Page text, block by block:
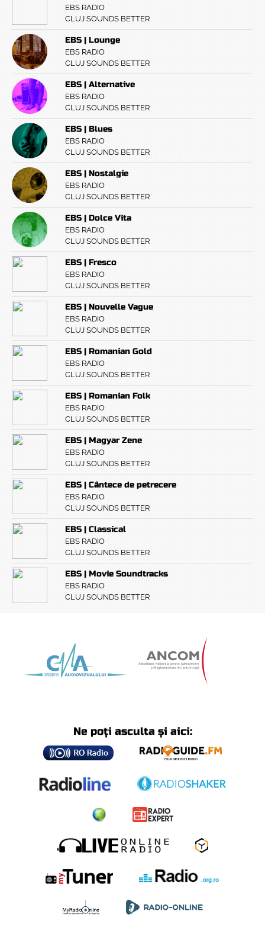
EBS RADIO
CLUJ SOUNDS BETTER
EBS | Lounge
EBS RADIO
CLUJ SOUNDS BETTER
EBS | Alternative
EBS RADIO
CLUJ SOUNDS BETTER
EBS | Blues
EBS RADIO
CLUJ SOUNDS BETTER
EBS | Nostalgie
EBS RADIO
CLUJ SOUNDS BETTER
EBS | Dolce Vita
EBS RADIO
CLUJ SOUNDS BETTER
EBS | Fresco
EBS RADIO
CLUJ SOUNDS BETTER
EBS | Nouvelle Vague
EBS RADIO
CLUJ SOUNDS BETTER
EBS | Romanian Gold
EBS RADIO
CLUJ SOUNDS BETTER
EBS | Romanian Folk
EBS RADIO
CLUJ SOUNDS BETTER
EBS | Magyar Zene
EBS RADIO
CLUJ SOUNDS BETTER
EBS | Cântece de petrecere
EBS RADIO
CLUJ SOUNDS BETTER
EBS | Classical
EBS RADIO
CLUJ SOUNDS BETTER
EBS | Movie Soundtracks
EBS RADIO
CLUJ SOUNDS BETTER
Ne poți asculta și aici: